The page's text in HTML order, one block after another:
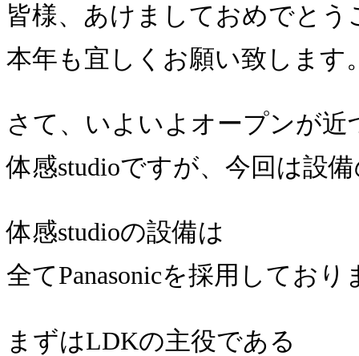
皆様、あけましておめでとう
本年も宜しくお願い致します
さて、いよいよオープンが近
体感studioですが、今回は設
体感studioの設備は
全てPanasonicを採用しており
まずはLDKの主役である